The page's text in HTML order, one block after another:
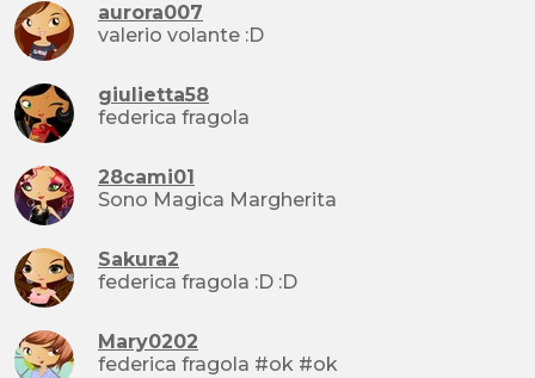
aurora007
valerio volante :D
giulietta58
federica fragola
28cami01
Sono Magica Margherita
Sakura2
federica fragola :D :D
Mary0202
federica fragola #ok #ok